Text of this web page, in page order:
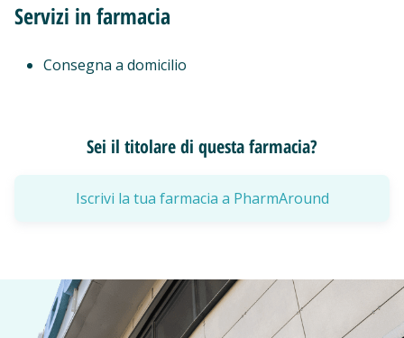
Servizi in farmacia
Consegna a domicilio
Sei il titolare di questa farmacia?
Iscrivi la tua farmacia a PharmAround